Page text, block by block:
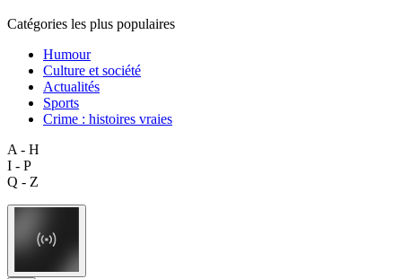
Catégories les plus populaires
Humour
Culture et société
Actualités
Sports
Crime : histoires vraies
A - H
I - P
Q - Z